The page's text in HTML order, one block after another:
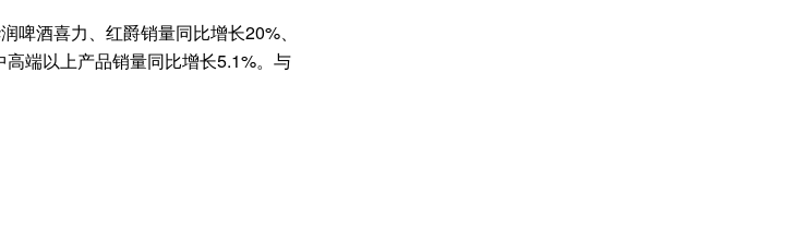
啤酒喜力、红爵销量同比增长20%、
端以上产品销量同比增长5.1%。与